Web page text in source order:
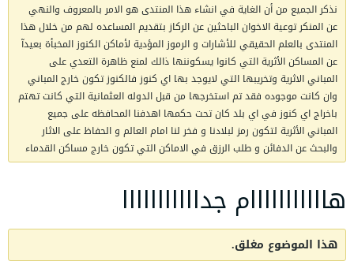
نذكر الجميع من أن الغاية في انشاء هذا المنتدى هو الامر بالمعروف والنهي
عن المنكر توعية الاخوان الباحثين عن الركاز بتقديم المساعده لهم من خلال هذا
المنتدى بالعلم الحقيقي للأشارات و الرموز المؤدية لأماكن الكنوز المخبأة بعيدآ
عن المساكن الأثرية التي كانوا يسكوننها ذالك لمنع ظاهرة التعدي على
المباني الاثرية وتخريبها التي لايوجد بها اي كنوز فالكنوز تكون خارج المباني
وان كانت موجوده فقد تم استخرجها من قبل الدوله العثمانية التي كانت تهتم
باخراج اي كنوز في اي بلد كان تحت حكمها اهدفنا المحافظه على جميع
المباني الأثرية لتكون رمز لبلادنا و فخر لنا امام العالم و الحفاظ على الاثار
والبحث عن الدفائن و طلب الرزق في الاماكن التي تكون خارج مساكن القدماء
هااااااااااام جدااااااااااا
هذا الموضوع مغلق.